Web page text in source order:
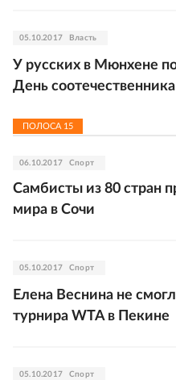
05.10.2017 Власть
У русских в Мюнхене
День соотечественника
ПОЛОСА 15
06.10.2017 Спорт
Самбисты из 80 стран
мира в Сочи
05.10.2017 Спорт
Елена Веснина не
турнира WTA в Пекине
05.10.2017 Спорт